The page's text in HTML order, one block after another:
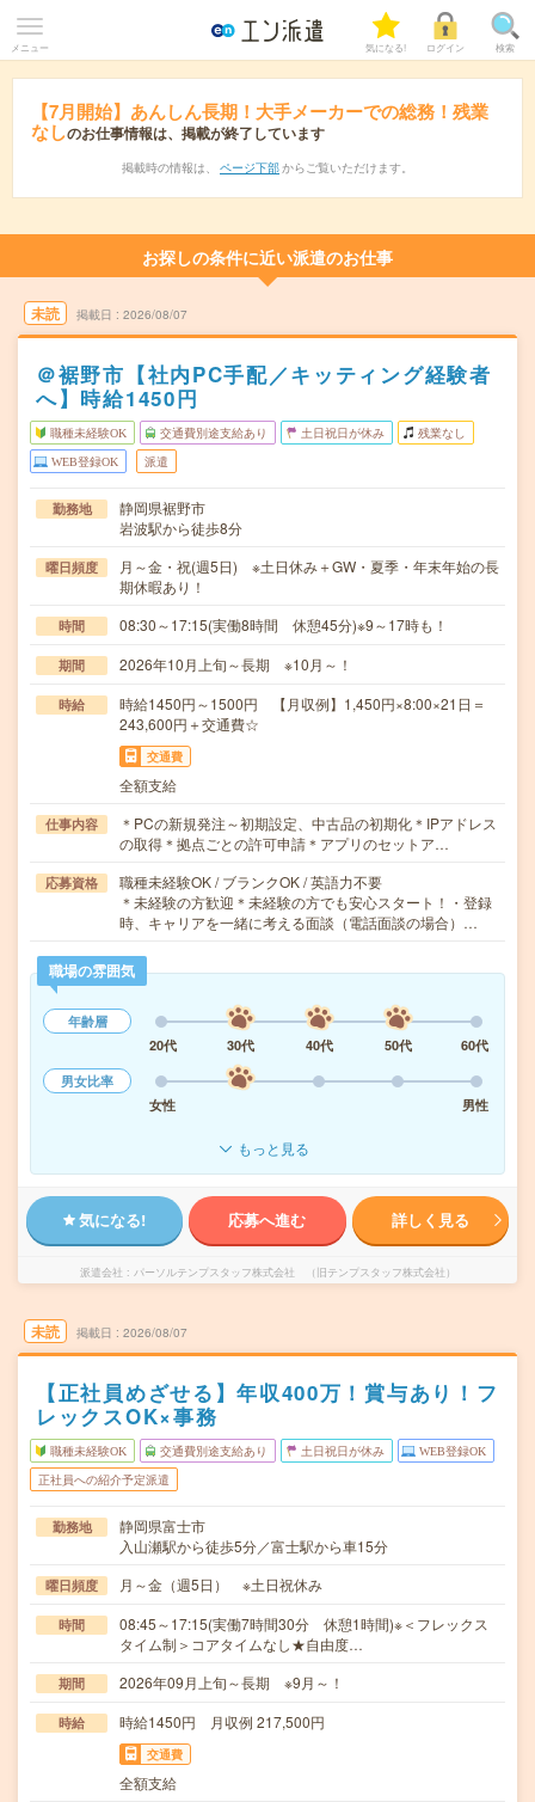
メニュー 気になる! ログイン 検索
【7月開始】あんしん長期！大手メーカーでの総務！残業
なしのお仕事情報は、掲載が終了しています
掲載時の情報は、 ページ下部 からご覧いただけます。
お探しの条件に近い派遣のお仕事
未読 掲載日 2026/08/07
＠裾野市【社内PC手配／キッティング経験者
へ】時給1450円
職種未経験OK 交通費別途支給あり 土日祝日が休み 残業なし
WEB登録OK 派遣
勤務地
静岡県裾野市
岩波駅から徒歩8分
曜日頻度
月～金・祝(週5日) ※土日休み＋GW・夏季・年末年始の長
期休暇あり！
時間 08:30～17:15(実働8時間 休憩45分)※9～17時も！
期間 2026年10月上旬～長期 ※10月～！
時給
時給1450円～1500円 【月収例】1,450円×8:00×21日＝
243,600円＋交通費☆
交通費
全額支給
仕事内容
＊PCの新規発注～初期設定、中古品の初期化＊IPアドレス
の取得＊拠点ごとの許可申請＊アプリのセットア…
応募資格
職種未経験OK / ブランクOK / 英語力不要
＊未経験の方歓迎＊未経験の方でも安心スタート！・登録
時、キャリアを一緒に考える面談（電話面談の場合）…
職場の雰囲気
年齢層
20代
30代 40代 50代
60代
男女比率
女性
男性
もっと見る
気になる! 応募へ進む 詳しく見る
派遣会社 パーソルテンプスタッフ株式会社 （旧テンプスタッフ株式会社）
未読 掲載日 2026/08/07
【正社員めざせる】年収400万！賞与あり！フ
レックスOK×事務
職種未経験OK 交通費別途支給あり 土日祝日が休み WEB登録OK
正社員への紹介予定派遣
勤務地
静岡県富士市
入山瀬駅から徒歩5分／富士駅から車15分
曜日頻度 月～金（週5日） ※土日祝休み
時間
08:45～17:15(実働7時間30分 休憩1時間)※＜フレックス
タイム制＞コアタイムなし★自由度…
期間 2026年09月上旬～長期 ※9月～！
時給 時給1450円 月収例 217,500円
交通費
全額支給